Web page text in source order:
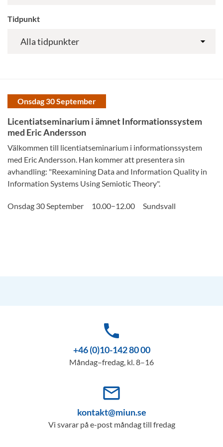
Tidpunkt
Onsdag 30 September
Licentiatseminarium i ämnet Informationssystem
med Eric Andersson
Välkommen till licentiatseminarium i informationssystem
med Eric Andersson. Han kommer att presentera sin
avhandling: "Reexamining Data and Information Quality in
Information Systems Using Semiotic Theory".
Onsdag 30 September 10.00–12.00 Sundsvall
phone
+46 (0)10-142 80 00
Måndag–fredag, kl. 8–16
mail_outline
kontakt@miun.se
Vi svarar på e-post måndag till fredag